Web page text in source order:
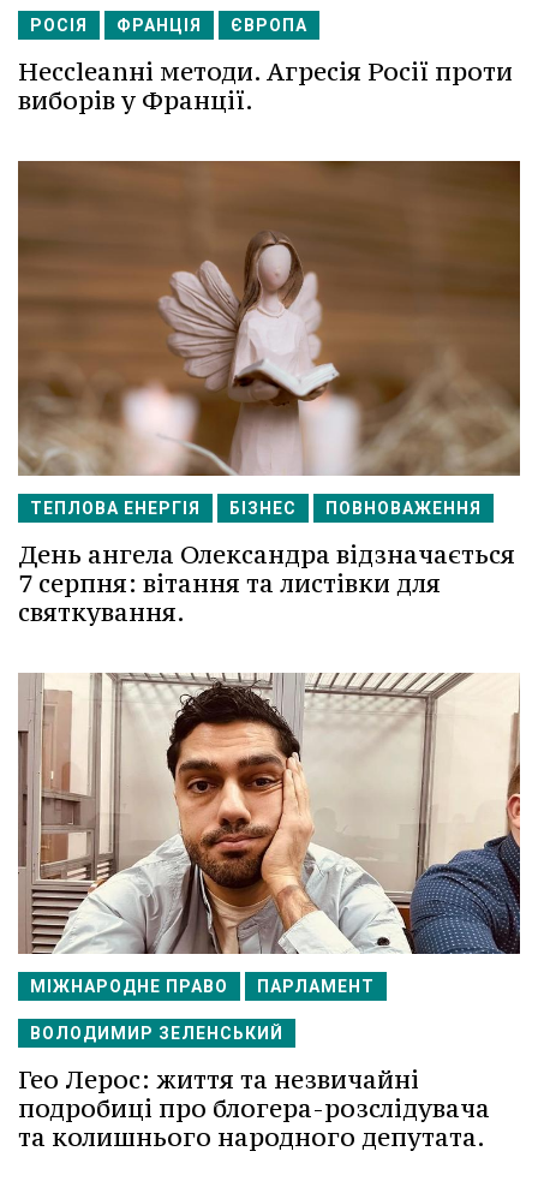
РОСІЯ ФРАНЦІЯ ЄВРОПА
Несcleanні методи. Агресія Росії проти
виборів у Франції.
ТЕПЛОВА ЕНЕРГІЯ БІЗНЕС ПОВНОВАЖЕННЯ
День ангела Олександра відзначається
7 серпня: вітання та листівки для
святкування.
МІЖНАРОДНЕ ПРАВО ПАРЛАМЕНТ
ВОЛОДИМИР ЗЕЛЕНСЬКИЙ
Гео Лерос: життя та незвичайні
подробиці про блогера-розслідувача
та колишнього народного депутата.